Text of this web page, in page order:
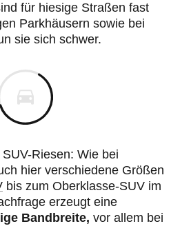
für hiesige Straßen fast
Parkhäusern sowie bei
sie sich schwer.
Riesen: Wie bei
hier verschiedene Größen
bis zum Oberklasse-SUV im
erzeugt eine
Bandbreite, vor allem bei